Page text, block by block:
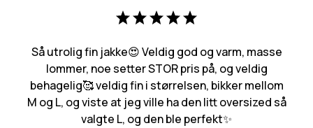
Så utrolig fin jakke😍 Veldig god og varm, masse
lommer, noe setter STOR pris på, og veldig
behagelig🥰 veldig fin i størrelsen, bikker mellom
M og L, og viste at jeg ville ha den litt oversized så
valgte L, og den ble perfekt✨